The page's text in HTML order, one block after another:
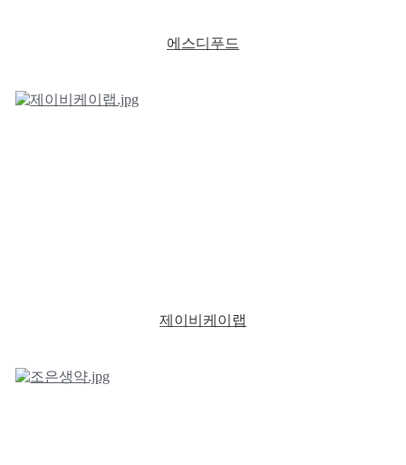
에스디푸드
제이비케이랩